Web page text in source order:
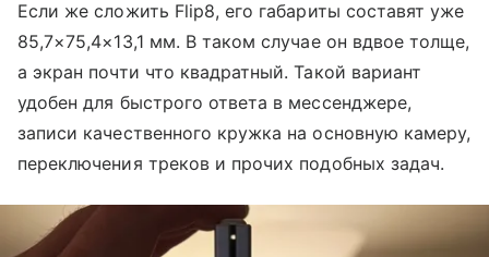
Если же сложить Flip8, его габариты составят уже
85,7×75,4×13,1 мм. В таком случае он вдвое толще,
а экран почти что квадратный. Такой вариант
удобен для быстрого ответа в мессенджере,
записи качественного кружка на основную камеру,
переключения треков и прочих подобных задач.